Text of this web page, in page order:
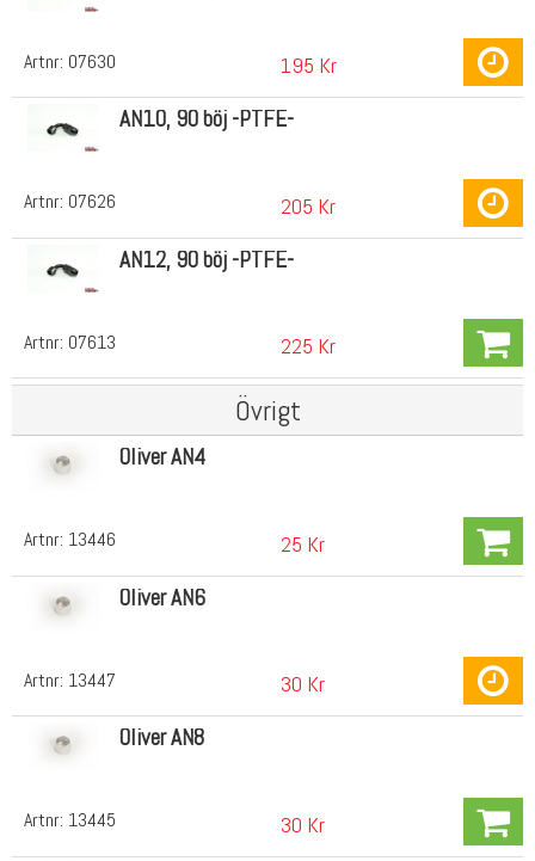
Artnr: 07630 195 Kr
Artnr: 07626
AN10, 90 böj -PTFE-
205 Kr
Artnr: 07613
AN12, 90 böj -PTFE-
225 Kr
Övrigt
Artnr: 13446
Oliver AN4
25 Kr
Artnr: 13447
Oliver AN6
30 Kr
Artnr: 13445
Oliver AN8
30 Kr